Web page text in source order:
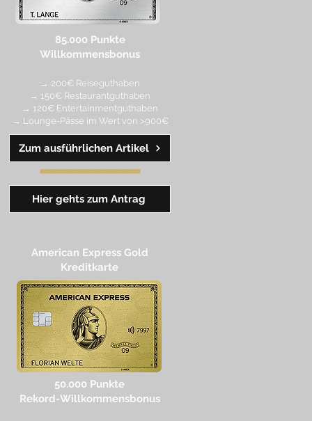
85.000 Punkte
Willkommensbonus
→ 200€ Reiseguthaben
→ 150€ Restaurantguthaben
→ 120€ Entertainmentguthaben
→ Lounge-Pässe im Wert von >900€
━━━━━━━
Zum ausführlichen Artikel
Hier gehts zum Antrag
American Express Gold
Kreditkarte
50.000 Punkte
Rekord-Willkommensbonus